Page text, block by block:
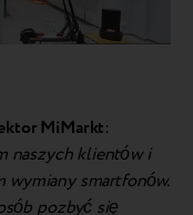
MiMarkt:
naszych klientów i
wymiany smartfonów.
pozbyć się